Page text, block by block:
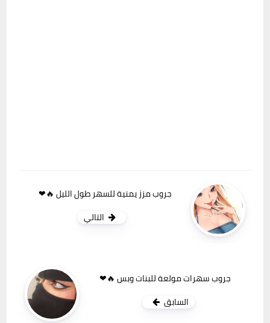
جروب مزز يمنية للسهر طول الليل 🔥❤
التالي
جروب سهرات مولعة للبنات وبس 🔥❤
السابق